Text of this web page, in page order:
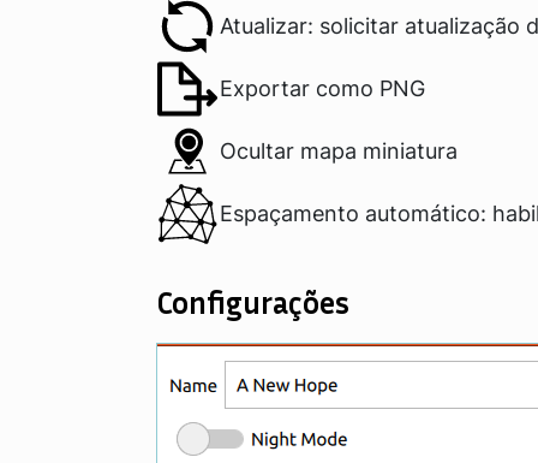
Atualizar: solicitar atualização
Exportar como PNG
Ocultar mapa miniatura
Espaçamento automático:
Configurações